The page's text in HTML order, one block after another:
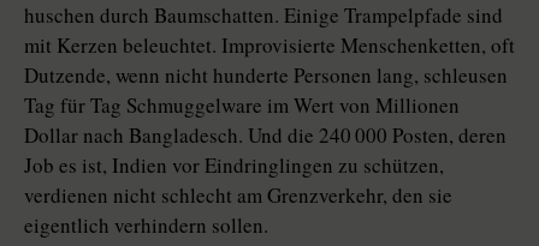
huschen durch Baumschatten. Einige Trampelpfade sind
mit Kerzen beleuchtet. Improvisierte Menschenketten, oft
Dutzende, wenn nicht hunderte Personen lang, schleusen
Tag für Tag Schmuggelware im Wert von Millionen
Dollar nach Bangladesch. Und die 240 000 Posten, deren
Job es ist, Indien vor Eindringlingen zu schützen,
verdienen nicht schlecht am Grenzverkehr, den sie
eigentlich verhindern sollen.